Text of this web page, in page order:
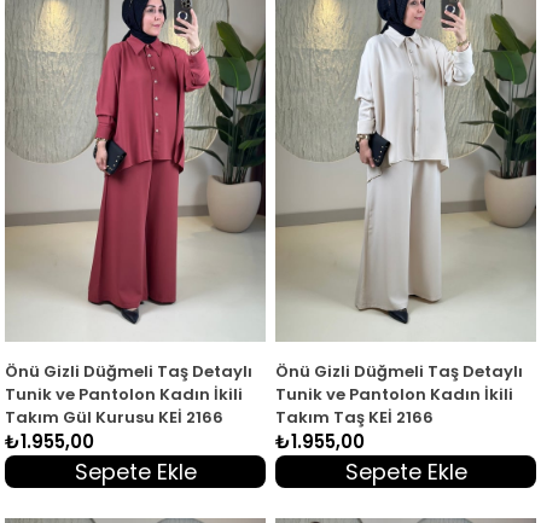
Önü Gizli Düğmeli Taş Detaylı
Tunik ve Pantolon Kadın İkili
Takım Gül Kurusu KEİ 2166
₺1.955,00
Sepete Ekle
Önü Gizli Düğmeli Taş Detaylı
Tunik ve Pantolon Kadın İkili
Takım Taş KEİ 2166
₺1.955,00
Sepete Ekle